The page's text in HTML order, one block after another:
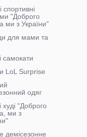
спортивні
"Доброго
ми з України"
для мами та
самокати
LoL Surprise
одяг
худі "Доброго
ми з
демісезонне